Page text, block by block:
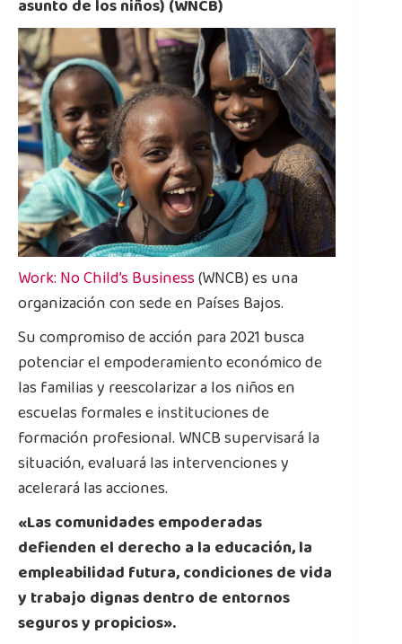
asunto de los niños) (WNCB)
Work: No Child’s Business(WNCB) es una
organización con sede en Países Bajos.
Su compromiso de acción para 2021 busca
potenciar el empoderamiento económico de
las familias y reescolarizar a los niños en
escuelas formales e instituciones de
formación profesional. WNCB supervisará la
situación, evaluará las intervenciones y
acelerará las acciones.
«Las comunidades empoderadas
defienden el derecho a la educación, la
empleabilidad futura, condiciones de vida
y trabajo dignas dentro de entornos
seguros y propicios».